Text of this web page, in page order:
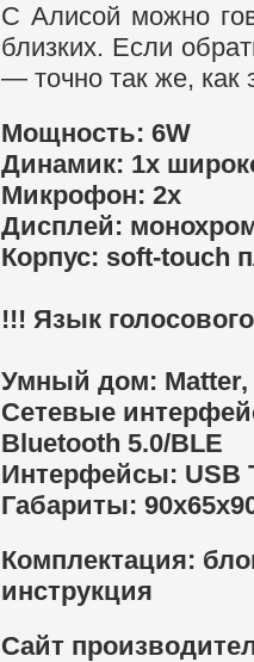
С Алисой можно
близких. Если
— точно так же, как
Мощность: 6W
Динамик: 1x
Микрофон: 2x
Дисплей:
Корпус: soft-touch
!!! Язык
Умный дом:
Сетевые
Bluetooth 5.0/BLE
Интерфейсы: USB
Габариты:
Комплектация:
инструкция
Сайт